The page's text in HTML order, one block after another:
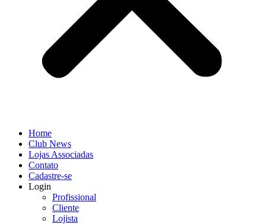
Home
Club News
Lojas Associadas
Contato
Cadastre-se
Login
Profissional
Cliente
Lojista